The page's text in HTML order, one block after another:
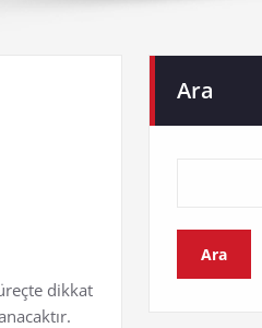
dikkat
Ara
Ara